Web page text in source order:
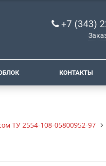
+7 (343)
КОНТАКТЫ
ТУ 2554-108-05800952-97